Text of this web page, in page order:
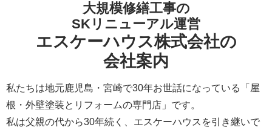
大規模修繕工事の
SKリニューアル運営
エスケーハウス株式会社の
会社案内
私たちは地元鹿児島・宮崎で30年お世話になっている「屋
根・外壁塗装とリフォームの専門店」です。
私は父親の代から30年続く、エスケーハウスを引き継いで